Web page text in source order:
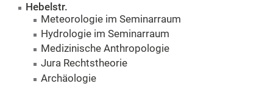
Hebelstr.
Meteorologie im Seminarraum
Hydrologie im Seminarraum
Medizinische Anthropologie
Jura Rechtstheorie
Archäologie